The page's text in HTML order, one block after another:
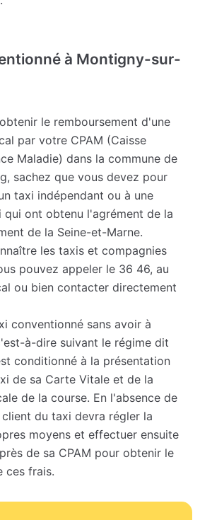
à Montigny-sur-
le remboursement d'une
par votre CPAM (Caisse
Maladie) dans la commune de
sachez que vous devez pour
taxi indépendant ou à une
ont obtenu l'agrément de la
de la Seine-et-Marne.
les taxis et compagnies
pouvez appeler le 36 46, au
ou bien contacter directement
conventionné sans avoir à
à-dire suivant le régime dit
conditionné à la présentation
de sa Carte Vitale et de la
de la course. En l'absence de
du taxi devra régler la
moyens et effectuer ensuite
de sa CPAM pour obtenir le
ces frais.